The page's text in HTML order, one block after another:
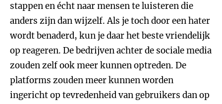
stappen en écht naar mensen te luisteren die
anders zijn dan wijzelf. Als je toch door een hater
wordt benaderd, kun je daar het beste vriendelijk
op reageren. De bedrijven achter de sociale media
zouden zelf ook meer kunnen optreden. De
platforms zouden meer kunnen worden
ingericht op tevredenheid van gebruikers dan op